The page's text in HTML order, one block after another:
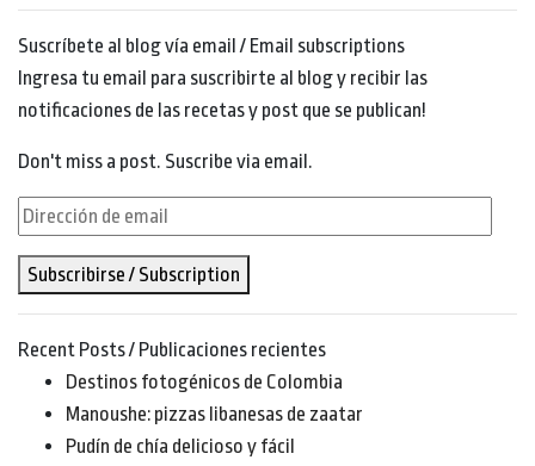
Suscríbete al blog vía email / Email subscriptions
Ingresa tu email para suscribirte al blog y recibir las
notificaciones de las recetas y post que se publican!
Don't miss a post. Suscribe via email.
Dirección
email
Subscribirse / Subscription
Recent Posts / Publicaciones recientes
Destinos fotogénicos de Colombia
Manoushe: pizzas libanesas de zaatar
Pudín de chía delicioso y fácil